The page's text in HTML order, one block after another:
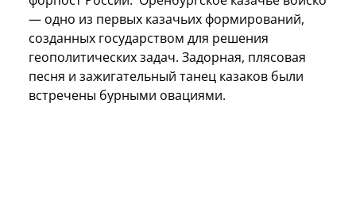
— одно из первых казачьих формирований,
созданных государством для решения
геополитических задач. Задорная, плясовая
песня и зажигательный танец казаков были
встречены бурными овациями.